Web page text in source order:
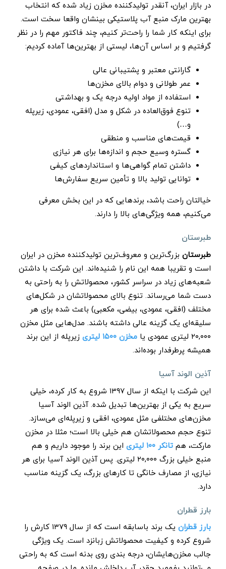
در بازار ایران، آنقدر تولیدکننده مخزن زیاد شده که انتخاب
بهترین مارک منبع آب پلاستیکی بینشان واقعا سخت است.
برای اینکه کار شما را راحت‌تر کنیم، چند فاکتور مهم را در نظر
گرفتیم و بر اساس آن‌ها، لیستی از بهترین‌ها آماده کردیم:
گارانتی معتبر و پشتیبانی عالی
عمر طولانی و دوام بالای مخزن‌ها
استفاده از مواد اولیه درجه یک و بهداشتی
تنوع فوق‌العاده در شکل و مدل (افقی، عمودی، زیرپله
و…)
قیمت‌های مناسب و منطقی
گستره وسیع حجم و اندازه‌ها برای هر نیازی
داشتن تمام گواهی‌ها و استانداردهای کیفی
توانایی تولید بالا و تأمین سریع سفارش‌ها
خیالتان راحت باشد، برندهایی که در این بخش معرفی
می‌کنیم، همه ویژگی‌های بالا را دارند.
طبرستان
طبرستان بزرگ‌ترین و معروف‌ترین تولیدکننده مخزن در ایران
است و تقریبا همه این نام را شنیده‌اند. این شرکت با داشتن
شعبه‌های زیاد در سراسر کشور، محصولاتش را به راحتی به
دست شما می‌رساند. تنوع بالای محصولاتشان در شکل‌های
مختلف (افقی، عمودی، بیضی، مکعبی) باعث شده برای هر
سلیقه‌ای یک گزینه عالی داشته باشند. مدل‌هایی مثل مخزن
۲۰,۰۰۰ لیتری عمودی یا
مخزن ۱۵۰۰ لیتری
زیرپله از این برند
همیشه پرطرفدار بوده‌اند.
آذین الوند آسیا
این شرکت با اینکه از سال ۱۳۹۷ شروع به کار کرده، خیلی
سریع به یکی از بهترین‌ها تبدیل شده. آذین الوند آسیا
مخزن‌های مختلفی مثل عمودی، افقی و زیرپله‌ای می‌سازد.
تنوع حجم محصولاتشان هم خیلی بالا است؛ مثلا در مخزن
مارکت، هم تانکر ۱۰۰ لیتری
این برند را موجود داریم و هم
منبع خیلی بزرگ ۲۰,۰۰۰ لیتری. پس آذین الوند آسیا برای هر
نیازی، از مصارف خانگی تا کارهای بزرگ، یک گزینه مناسب
دارد.
بارز قطران
بارز قطران
یک برند باسابقه است که از سال ۱۳۷۹ کارش را
شروع کرده و کیفیت محصولاتش زبانزد است. یک ویژگی
جالب مخزن‌هایشان، درجه ‌بندی روی بدنه است که به راحتی